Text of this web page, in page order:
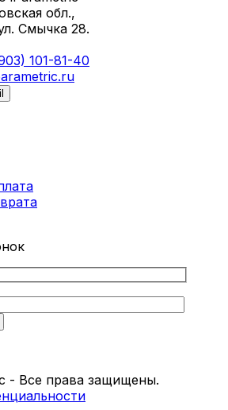
стены и
и панно в
с использованием
параметрического
позволяет разрабатывать
формы, которые
и придают ему
Каждое изделие
чтобы
вкусу и
стен и
подход.Каждое панно
с учетом ваших
потребностей.
создают визуальную
пространству
обл.,
Смычка 28.
101-81-40
- Все права защищены.